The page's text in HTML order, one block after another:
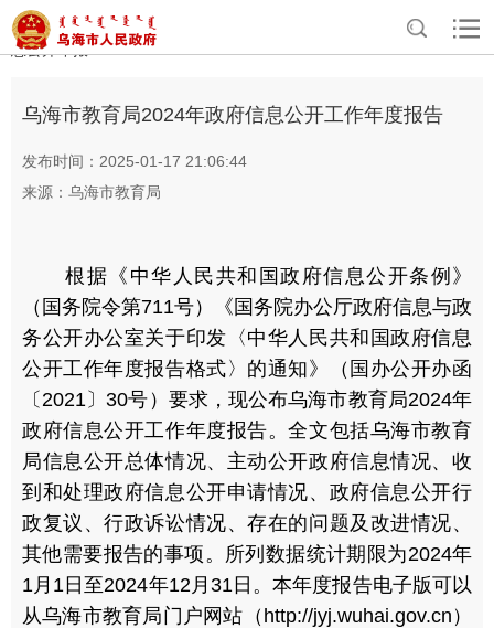
首页>政务公开 > 政府信息公开
部门政府信
息公开年报
乌海市教育局2024年政府信息公开工作年度报告
发布时间：2025-01-17 21:06:44
来源：乌海市教育局
根据《中华人民共和国政府信息公开条例》
（国务院令第711号）《国务院办公厅政府信息与政
务公开办公室关于印发〈中华人民共和国政府信息
公开工作年度报告格式〉的通知》（国办公开办函
〔2021〕30号）要求，现公布乌海市教育局2024年
政府信息公开工作年度报告。全文包括乌海市教育
局信息公开总体情况、主动公开政府信息情况、收
到和处理政府信息公开申请情况、政府信息公开行
政复议、行政诉讼情况、存在的问题及改进情况、
其他需要报告的事项。所列数据统计期限为2024年
1月1日至2024年12月31日。本年度报告电子版可以
从乌海市教育局门户网站（http://jyj.wuhai.gov.cn）